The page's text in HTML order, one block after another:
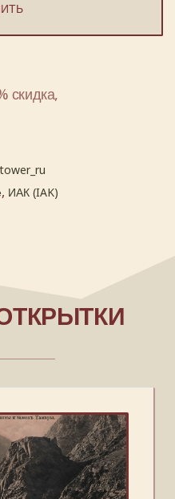
скидка,
, ИАК (IAK)